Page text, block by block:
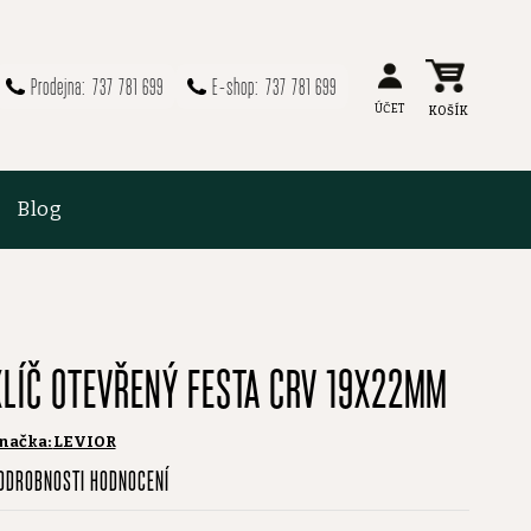
737 781 699
737 781 699
Blog
OTEVŘENÝ FESTA CRV 19X22MM
HODNOCENÍ
LEVIOR